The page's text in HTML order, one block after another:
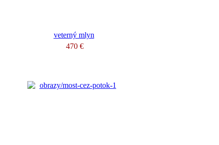
veterný mlyn
470 €